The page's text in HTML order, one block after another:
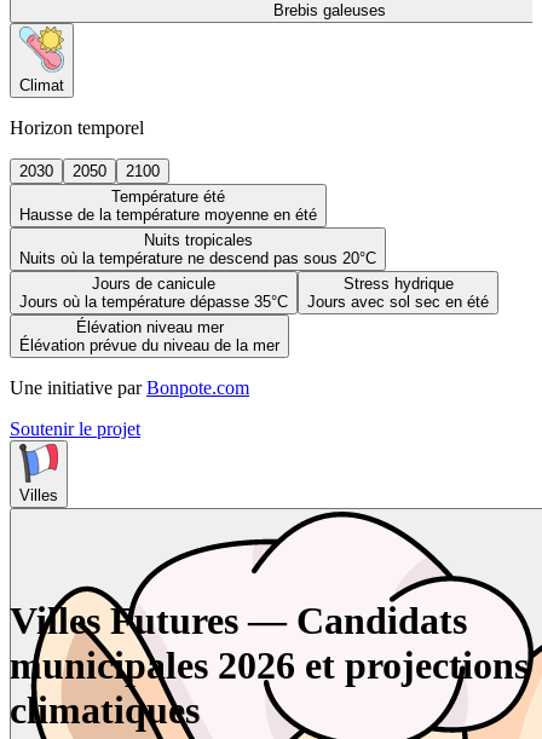
Brebis galeuses
Climat
Horizon temporel
2030 2050
2100
Température été
Hausse de la température moyenne en été
Nuits tropicales
Nuits où la température ne descend pas sous 20°C
Jours de canicule
Jours où la température dépasse 35°C
Stress hydrique
Jours avec sol sec en été
Élévation niveau mer
Élévation prévue du niveau de la mer
Une initiative par Bonpote.com
Soutenir le projet
Villes
Villes Futures — Candidats
municipales 2026 et projections
climatiques